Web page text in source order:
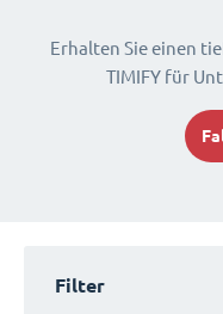
Erhalten Sie einen
TIMIFY für
Filter